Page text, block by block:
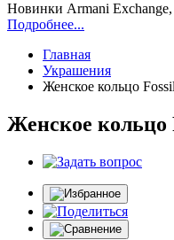
Новинки Armani
Подробнее...
Главная
Украшения
Женское кольцо
Женское кольцо